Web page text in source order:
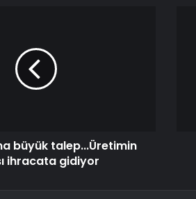
büyük talep...Üretimin
ihracata gidiyor